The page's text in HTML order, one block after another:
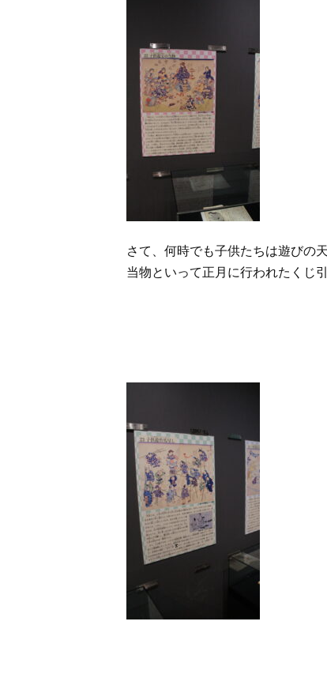
さて、何時でも子供たちは遊びの天
当物といって正月に行われたくじ